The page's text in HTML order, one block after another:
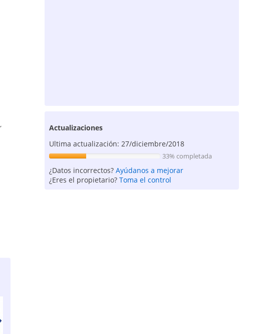
,
Actualizaciones
Ultima actualización: 27/diciembre/2018
33% completada
¿Datos incorrectos?Ayúdanos a mejorar
¿Eres el propietario?Toma el control